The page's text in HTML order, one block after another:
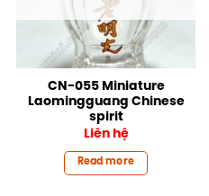
CN-055 Miniature
Laomingguang Chinese
spirit
Liên hệ
Read more